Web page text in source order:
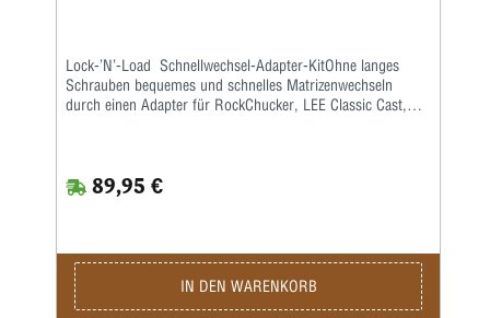
Lock-’N’-Load Schnellwechsel-Adapter-KitOhne langes
Schrauben bequemes und schnelles Matrizenwechseln
durch einen Adapter für RockChucker, LEE Classic Cast,
einsetzbar, neues Justieren entfällt.Adapter mit einer
Vierteldrehung auf der Presse arretieren und schon können
89,95 €
IN DEN WARENKORB